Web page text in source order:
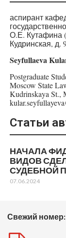
Свежий номер:
аспирант
О.Е. Кутафина
Кудринская, д.
Seyfullaeva
Postgraduate
Moscow State
Kudrinskaya St.,
Статьи
НАЧАЛА
ВИДОВ
СУДЕБНОЙ
07.06.2024